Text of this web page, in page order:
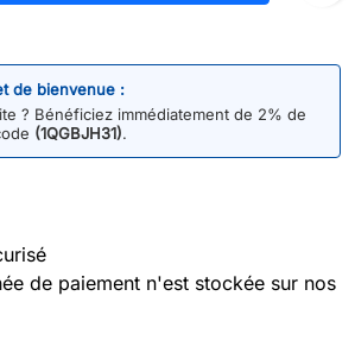
de bienvenue :
? Bénéficiez immédiatement de 2% de
(1QGBJH31).
de paiement n'est stockée sur nos